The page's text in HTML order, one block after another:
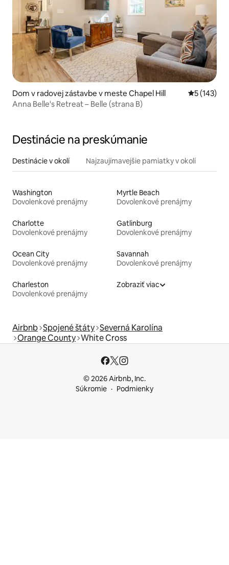
Dom v radovej zástavbe v meste Chapel Hill Priemerné
5 (143)
Anna Belle's Retreat – Belle (strana B)
Destinácie na preskúmanie
Destinácie v okolí Najzaujímavejšie pamiatky v okolí
Washington
Dovolenkové prenájmy
Myrtle Beach
Dovolenkové prenájmy
Charlotte
Dovolenkové prenájmy
Gatlinburg
Dovolenkové prenájmy
Ocean City
Dovolenkové prenájmy
Savannah
Dovolenkové prenájmy
Charleston
Dovolenkové prenájmy
Zobraziť viac
Airbnb Spojené štáty Severná Karolína
Orange County White Cross
© 2026 Airbnb, Inc.
Súkromie
Podmienky